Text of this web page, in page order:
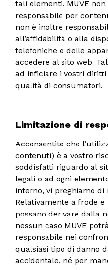
tali elementi. MUVE
responsabile per
non è inoltre
all’affidabilità o alla
telefoniche e delle
accedere al sito web.
ad inficiare i vostri
qualità di consumatori.
Limitazione di
Acconsentite che
contenuti) è a vostro
soddisfatti riguardo al
legali o ad ogni
interno, vi preghiamo
Relativamente a frode
possano derivare dalla
nessun caso MUVE
responsabile nei
qualsiasi tipo di danno
accidentale, né per